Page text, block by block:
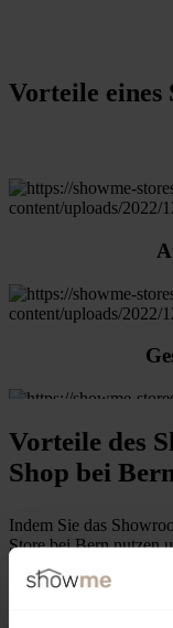
Vorteile eines
Vorteile des
Shop bei
Indem Sie das
Store bei Bern nutzen
als Onlinehändler